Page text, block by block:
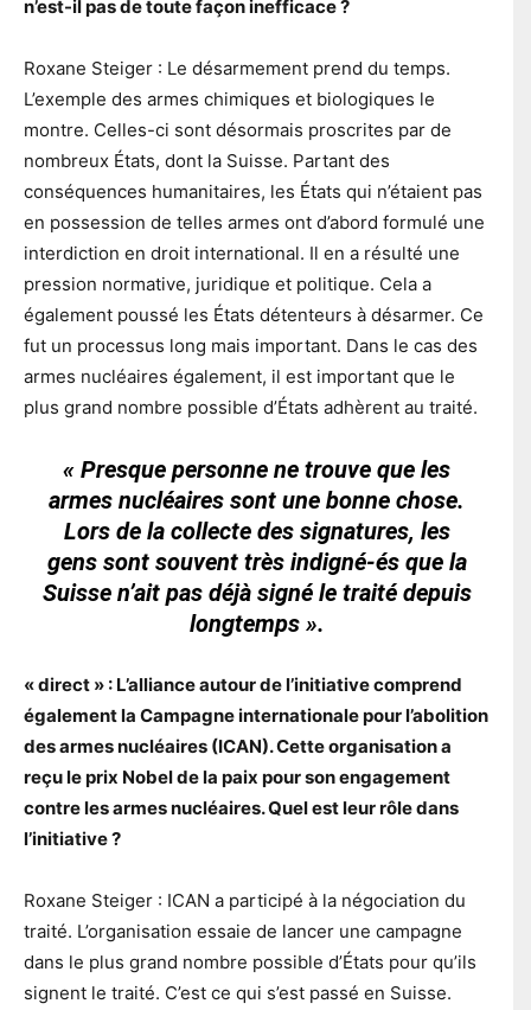
n’est-il pas de toute façon inefficace ?
Roxane Steiger : Le désarmement prend du temps.
L’exemple des armes chimiques et biologiques le
montre. Celles-ci sont désormais proscrites par de
nombreux États, dont la Suisse. Partant des
conséquences humanitaires, les États qui n’étaient pas
en possession de telles armes ont d’abord formulé une
interdiction en droit international. Il en a résulté une
pression normative, juridique et politique. Cela a
également poussé les États détenteurs à désarmer. Ce
fut un processus long mais important. Dans le cas des
armes nucléaires également, il est important que le
plus grand nombre possible d’États adhèrent au traité.
« Presque personne ne trouve que les
armes nucléaires sont une bonne chose.
Lors de la collecte des signatures, les
gens sont souvent très indigné-és que la
Suisse n’ait pas déjà signé le traité depuis
longtemps ».
« direct » : L’alliance autour de l’initiative comprend
également la Campagne internationale pour l’abolition
des armes nucléaires (ICAN). Cette organisation a
reçu le prix Nobel de la paix pour son engagement
contre les armes nucléaires. Quel est leur rôle dans
l’initiative ?
Roxane Steiger : ICAN a participé à la négociation du
traité. L’organisation essaie de lancer une campagne
dans le plus grand nombre possible d’États pour qu’ils
signent le traité. C’est ce qui s’est passé en Suisse.